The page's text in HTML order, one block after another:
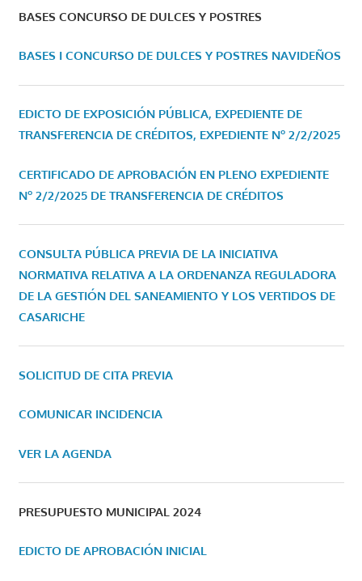
BASES CONCURSO DE DULCES Y POSTRES
BASES I CONCURSO DE DULCES Y POSTRES NAVIDEÑOS
EDICTO DE EXPOSICIÓN PÚBLICA, EXPEDIENTE DE
TRANSFERENCIA DE CRÉDITOS, EXPEDIENTE Nº 2/2/2025
CERTIFICADO DE APROBACIÓN EN PLENO EXPEDIENTE
Nº 2/2/2025 DE TRANSFERENCIA DE CRÉDITOS
CONSULTA PÚBLICA PREVIA DE LA INICIATIVA
NORMATIVA RELATIVA A LA ORDENANZA REGULADORA
DE LA GESTIÓN DEL SANEAMIENTO Y LOS VERTIDOS DE
CASARICHE
SOLICITUD DE CITA PREVIA
COMUNICAR INCIDENCIA
VER LA AGENDA
PRESUPUESTO MUNICIPAL 2024
EDICTO DE APROBACIÓN INICIAL